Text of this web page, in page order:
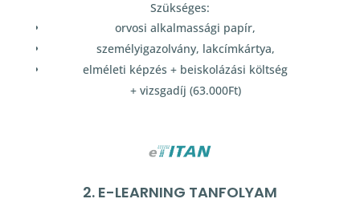
Szükséges:
orvosi alkalmassági papír,
személyigazolvány, lakcímkártya,
elméleti képzés + beiskolázási költség
+ vizsgadíj (63.000Ft)
2. E-LEARNING TANFOLYAM